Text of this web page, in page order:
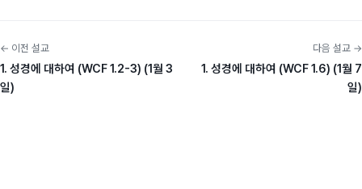
← 이전 설교
1. 성경에 대하여 (WCF 1.2-3) (1월 3
일)
다음 설교 →
1. 성경에 대하여 (WCF 1.6) (1월 7
일)